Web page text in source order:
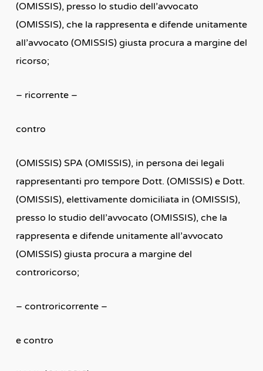
(OMISSIS), presso lo studio dell’avvocato
(OMISSIS), che la rappresenta e difende unitamente
all’avvocato (OMISSIS) giusta procura a margine del
ricorso;
– ricorrente –
contro
(OMISSIS) SPA (OMISSIS), in persona dei legali
rappresentanti pro tempore Dott. (OMISSIS) e Dott.
(OMISSIS), elettivamente domiciliata in (OMISSIS),
presso lo studio dell’avvocato (OMISSIS), che la
rappresenta e difende unitamente all’avvocato
(OMISSIS) giusta procura a margine del
controricorso;
– controricorrente –
e contro